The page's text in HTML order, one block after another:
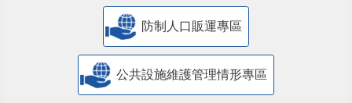
防制人口販運專區
​公共設施維護管理情形專區